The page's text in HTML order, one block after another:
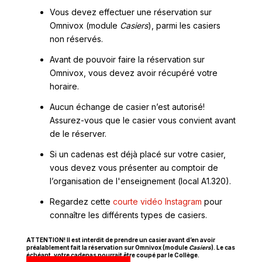
Vous devez effectuer une réservation sur
Omnivox (module Casiers), parmi les casiers
non réservés.
Avant de pouvoir faire la réservation sur
Omnivox, vous devez avoir récupéré votre
horaire.
Aucun échange de casier n’est autorisé!
Assurez-vous que le casier vous convient avant
de le réserver.
Si un cadenas est déjà placé sur votre casier,
vous devez vous présenter au comptoir de
l’organisation de l'enseignement (local A1.320).
Regardez cette courte vidéo Instagram Ce
lien
dans
pour
connaître les différents types de casiers.
ATTENTION! Il est interdit de prendre un casier avant d’en avoir
préalablement fait la réservation sur Omnivox (module Casiers). Le cas
échéant, votre cadenas pourrait être coupé par le Collège.